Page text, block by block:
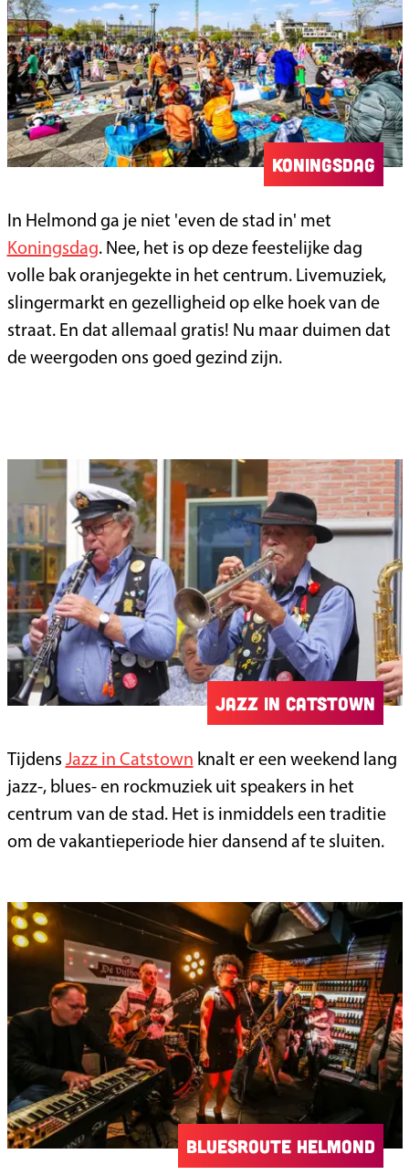
Koningsdag
In Helmond ga je niet 'even de stad in' met
Koningsdag. Nee, het is op deze feestelijke dag
volle bak oranjegekte in het centrum. Livemuziek,
slingermarkt en gezelligheid op elke hoek van de
straat. En dat allemaal gratis! Nu maar duimen dat
de weergoden ons goed gezind zijn.
Jazz in CatsTown
Tijdens Jazz in Catstown knalt er een weekend lang
jazz-, blues- en rockmuziek uit speakers in het
centrum van de stad. Het is inmiddels een traditie
om de vakantieperiode hier dansend af te sluiten.
Bluesroute Helmond